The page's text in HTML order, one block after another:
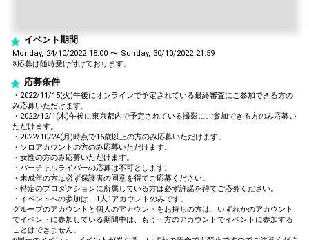
イベント期間
Monday, 24/10/2022 18:00 〜 Sunday, 30/10/2022 21:59
※応募は随時受け付けております。
応募条件
・2022/11/15(火)午後にオンラインで予定されている最終審査にご参加できる方の
み応募いただけます。
・2022/12/1(木)午後に東京都内で予定されている撮影にご参加できる方のみ応募い
ただけます。
・2022/10/24(月)時点で16歳以上の方のみ応募いただけます。
・ソロアカウントの方のみ応募いただけます。
・女性の方のみ応募いただけます。
・バーチャルライバーの応募は不可とします。
・未成年の方は必ず保護者の同意を得てご応募ください。
・特定のプロダクションに所属している方は必ず許諾を得てご応募ください。
・イベントへの参加は、1人1アカウントのみです。
グループのアカウントと個人のアカウントをお持ちの方は、いずれかのアカウント
でイベントに参加している期間中は、もう一方のアカウントでイベントに参加する
ことはできません。